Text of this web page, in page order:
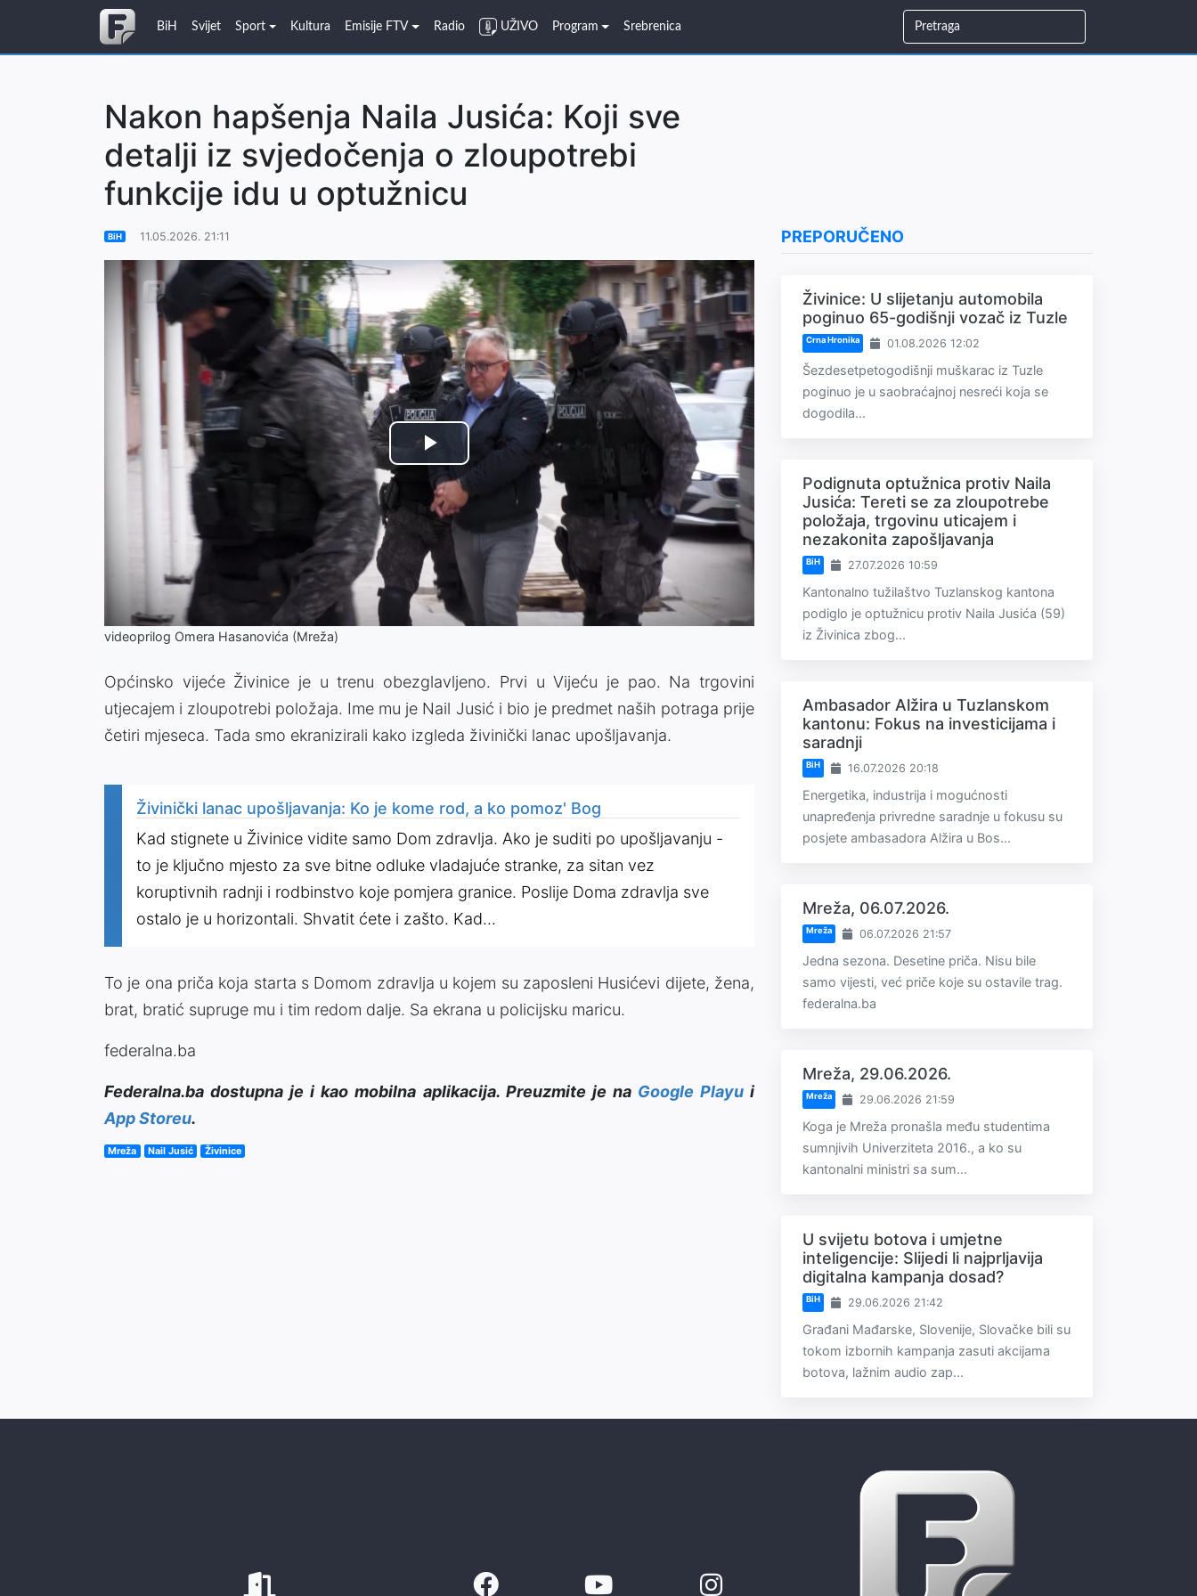
BiH Svijet Sport Kultura Emisije FTV Radio UŽIVO Program Srebrenica
Nakon hapšenja Naila Jusića: Koji sve
detalji iz svjedočenja o zloupotrebi
funkcije idu u optužnicu
BiH 11.05.2026. 21:11
Play
Video
videoprilog Omera Hasanovića (Mreža)
Općinsko vijeće Živinice je u trenu obezglavljeno. Prvi u Vijeću je pao. Na trgovini
utjecajem i zloupotrebi položaja. Ime mu je Nail Jusić i bio je predmet naših potraga prije
četiri mjeseca. Tada smo ekranizirali kako izgleda živinički lanac upošljavanja.
Živinički lanac upošljavanja: Ko je kome rod, a ko pomoz' Bog
Kad stignete u Živinice vidite samo Dom zdravlja. Ako je suditi po upošljavanju -
to je ključno mjesto za sve bitne odluke vladajuće stranke, za sitan vez
koruptivnih radnji i rodbinstvo koje pomjera granice. Poslije Doma zdravlja sve
ostalo je u horizontali. Shvatit ćete i zašto. Kad...
To je ona priča koja starta s Domom zdravlja u kojem su zaposleni Husićevi dijete, žena,
brat, bratić supruge mu i tim redom dalje. Sa ekrana u policijsku maricu.
federalna.ba
Federalna.ba dostupna je i kao mobilna aplikacija. Preuzmite je na Google Playui
App Storeu.
Mreža Nail Jusić Živinice
PREPORUČENO
Živinice: U slijetanju automobila
poginuo 65-godišnji vozač iz Tuzle
Crna Hronika 01.08.2026 12:02
Šezdesetpetogodišnji muškarac iz Tuzle
poginuo je u saobraćajnoj nesreći koja se
dogodila...
Podignuta optužnica protiv Naila
Jusića: Tereti se za zloupotrebe
položaja, trgovinu uticajem i
nezakonita zapošljavanja
BiH 27.07.2026 10:59
Kantonalno tužilaštvo Tuzlanskog kantona
podiglo je optužnicu protiv Naila Jusića (59)
iz Živinica zbog...
Ambasador Alžira u Tuzlanskom
kantonu: Fokus na investicijama i
saradnji
BiH 16.07.2026 20:18
Energetika, industrija i mogućnosti
unapređenja privredne saradnje u fokusu su
posjete ambasadora Alžira u Bos...
Mreža, 06.07.2026.
Mreža 06.07.2026 21:57
Jedna sezona. Desetine priča. Nisu bile
samo vijesti, već priče koje su ostavile trag.
federalna.ba
Mreža, 29.06.2026.
Mreža 29.06.2026 21:59
Koga je Mreža pronašla među studentima
sumnjivih Univerziteta 2016., a ko su
kantonalni ministri sa sum...
U svijetu botova i umjetne
inteligencije: Slijedi li najprljavija
digitalna kampanja dosad?
BiH 29.06.2026 21:42
Građani Mađarske, Slovenije, Slovačke bili su
tokom izbornih kampanja zasuti akcijama
botova, lažnim audio zap...